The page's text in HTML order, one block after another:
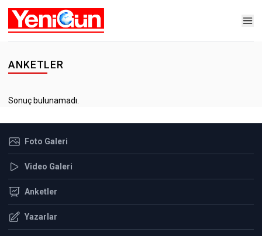
ANKETLER
Sonuç bulunamadı.
Foto Galeri
Video Galeri
Anketler
Yazarlar